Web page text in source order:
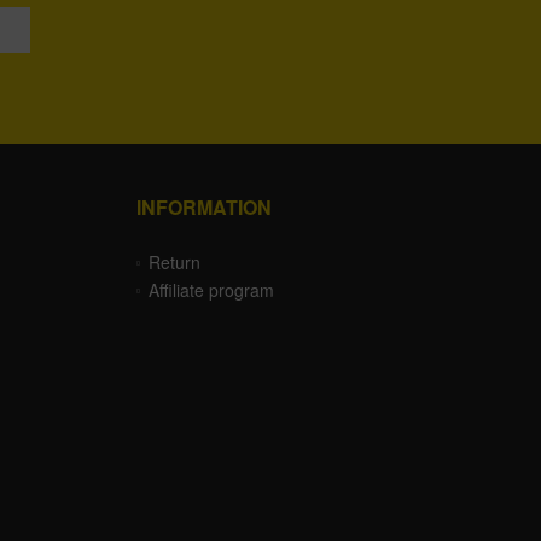
INFORMATION
Return
Affiliate program